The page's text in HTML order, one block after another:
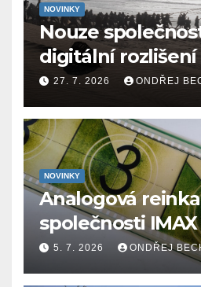
NOVINKY
Nouze
digitální rozlišení
27. 7. 2026 ONDŘEJ
NOVINKY
Analogová
společnosti IMAX
5. 7. 2026 ONDŘEJ